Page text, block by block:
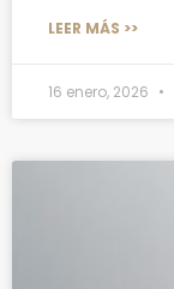
LEER MÁS >>
16 enero, 2026